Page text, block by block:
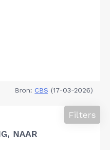
Bron: CBS (17-03-2026)
NAAR
Filters